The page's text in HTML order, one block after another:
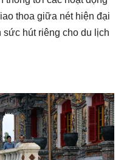
thoa giữa nét hiện đại
sức hút riêng cho du lịch